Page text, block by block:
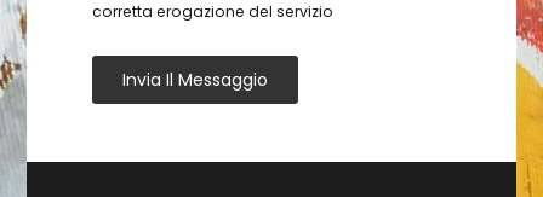
corretta erogazione del servizio
Invia Il Messaggio